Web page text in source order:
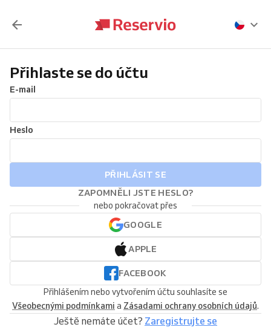
Přihlaste se do účtu
E-mail
Heslo
PŘIHLÁSIT SE
ZAPOMNĚLI JSTE HESLO?
nebo pokračovat přes
GOOGLE
APPLE
FACEBOOK
Přihlášením nebo vytvořením účtu souhlasíte se
Všeobecnými podmínkami a Zásadami ochrany osobních údajů.
Ještě nemáte účet? Zaregistrujte se